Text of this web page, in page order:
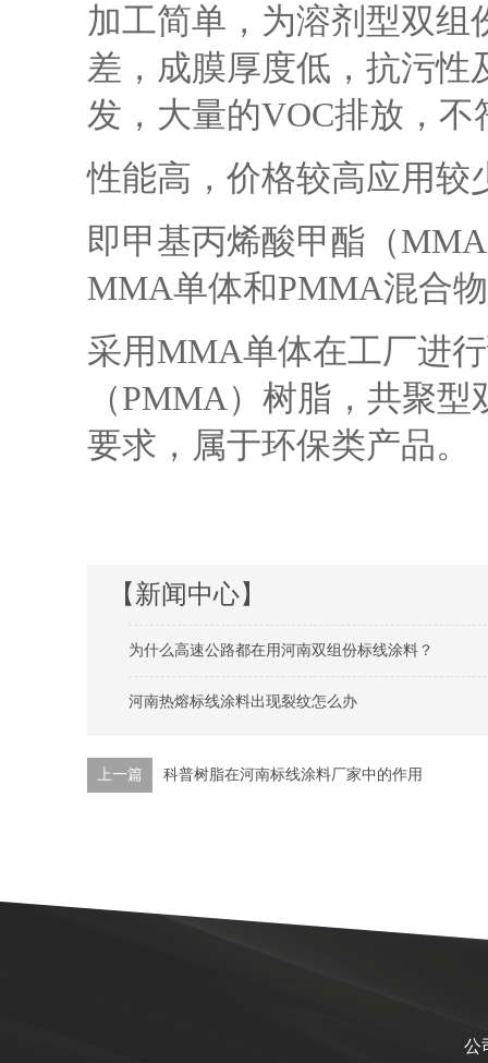
加工简单，为溶剂型双
差，成膜厚度低，抗污
发，大量的VOC排放，
性能高，价格较高应用
即甲基丙烯酸甲酯（
MMA单体和PMMA混合
采用MMA单体在工厂进
（PMMA）树脂，共聚
要求，属于环保类产品。
【新闻中心】
为什么高速公路都在用河南双组份标线涂料？
河南热熔标线涂料出现裂纹怎么办
上一篇 科普树脂在河南标线涂料厂家中的作用
公